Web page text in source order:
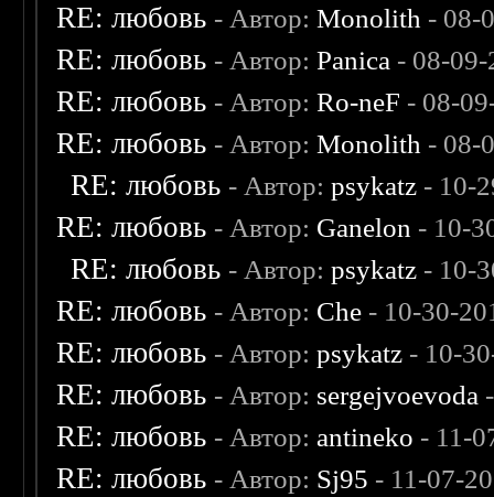
RE: любовь - Автор:Monolith - 08-
RE: любовь - Автор:Panica - 08-
RE: любовь - Автор:Ro-neF - 08-
RE: любовь - Автор:Monolith - 08-
RE: любовь - Автор:psykatz - 10-
RE: любовь - Автор: Ganelon - 10-
RE: любовь - Автор:psykatz - 10-
RE: любовь - Автор: Che - 10-30-
RE: любовь - Автор:psykatz - 10-
RE: любовь - Автор: sergejvoevoda
RE: любовь - Автор: antineko - 11-
RE: любовь - Автор: Sj95 - 11-07-